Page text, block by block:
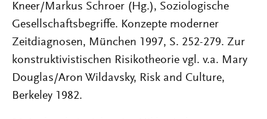
Kneer/Markus Schroer (Hg.), Soziologische
Gesellschaftsbegriffe. Konzepte moderner
Zeitdiagnosen, München 1997, S. 252-279. Zur
konstruktivistischen Risikotheorie vgl. v.a. Mary
Douglas/Aron Wildavsky, Risk and Culture,
Berkeley 1982.